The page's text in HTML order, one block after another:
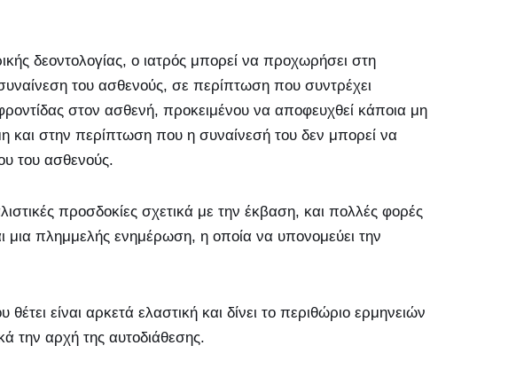
δεοντολογίας, ο ιατρός μπορεί να προχωρήσει στη
του ασθενούς, σε περίπτωση που συντρέχει
στον ασθενή, προκειμένου να αποφευχθεί κάποια μη
και στην περίπτωση που η συναίνεσή του δεν μπορεί να
του ασθενούς.
προσδοκίες σχετικά με την έκβαση, και πολλές φορές
πλημμελής ενημέρωση, η οποία να υπονομεύει την
είναι αρκετά ελαστική και δίνει το περιθώριο ερμηνειών
την αρχή της αυτοδιάθεσης.